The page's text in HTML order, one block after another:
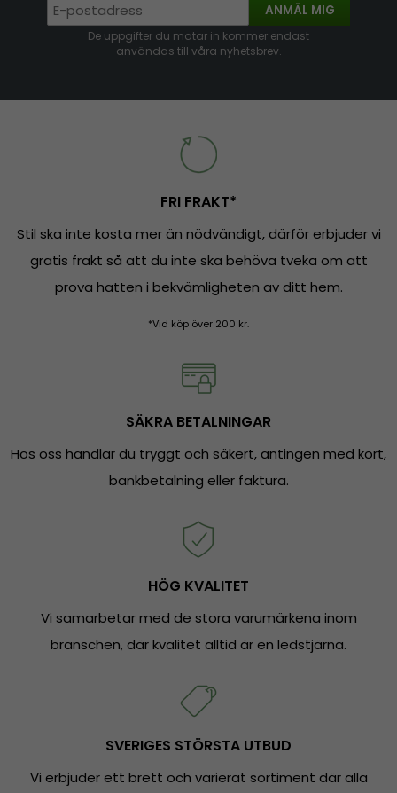
ANMÄL MIG
De uppgifter du matar in kommer endast
användas till våra nyhetsbrev.
FRI FRAKT*
Stil ska inte kosta mer än nödvändigt, därför erbjuder vi
gratis frakt så att du inte ska behöva tveka om att
prova hatten i bekvämligheten av ditt hem.
*Vid köp över 200 kr.
SÄKRA BETALNINGAR
Hos oss handlar du tryggt och säkert, antingen med kort,
bankbetalning eller faktura.
HÖG KVALITET
Vi samarbetar med de stora varumärkena inom
branschen, där kvalitet alltid är en ledstjärna.
SVERIGES STÖRSTA UTBUD
Vi erbjuder ett brett och varierat sortiment där alla